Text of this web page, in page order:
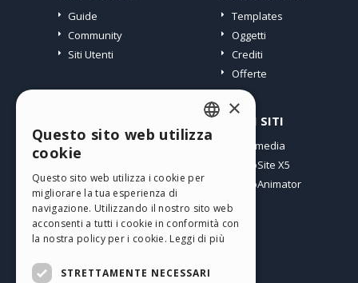
Guide
Community
Siti Utenti
Templates
Oggetti
Crediti
Offerte
I miei post
I miei Download
Spazio Web
I miei Crediti
ALTRI SITI
Incomedia
WebSite X5
WebAnimator
ENGLISH
SPANISH
PORTUGUESE
POLISH
×
Questo sito web utilizza
cookie
Questo sito web utilizza i cookie per
migliorare la tua esperienza di
navigazione. Utilizzando il nostro sito web
acconsenti a tutti i cookie in conformità con
la nostra policy per i cookie. Leggi di più
STRETTAMENTE NECESSARI